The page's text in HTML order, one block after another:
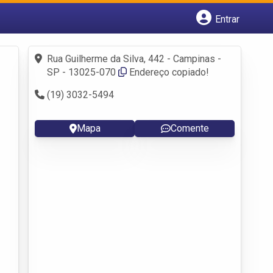
Entrar
Fazer login
Criar conta
Rua Guilherme da Silva, 442 - Campinas -
SP - 13025-070
Endereço copiado!
(19) 3032-5494
Mapa Comente